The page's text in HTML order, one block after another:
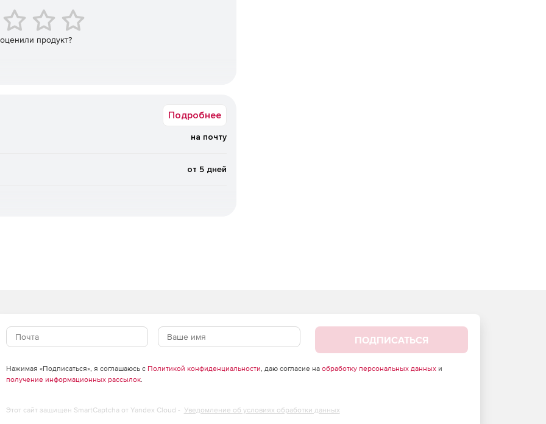
что позволяет как исключать из проверки
благодаря функции многопоточной проверки.
(новейших) упаковщиков и вредоносных
в том числе вложенных файлов, «на лету».
ящиках пользователей, а также файлов в папках
потока, проходящего через сервер MS Exchange.
продукт?
Подробнее
на почту
от 5 дней
ПОДПИСАТЬСЯ
Нажимая «Подписаться», я соглашаюсь с Политикой конфиденциальности, даю согласие на обработку персональных данныхи
получение информационных рассылок.
Этот сайт защищен SmartCaptcha от Yandex Cloud - Уведомление об условиях обработки данных